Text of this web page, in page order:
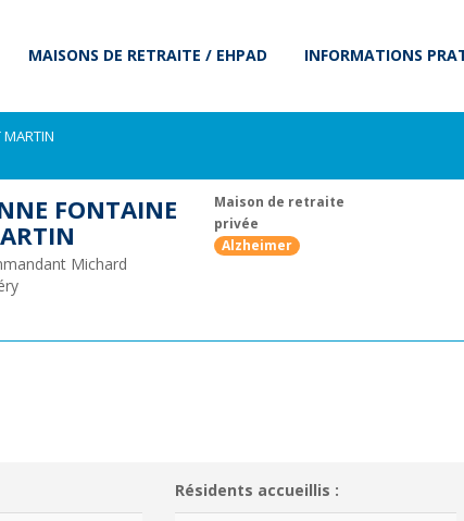
MAISONS DE RETRAITE / EHPAD INFORMATIONS
MARTIN
FONTAINE
Michard
Maison de retraite
privée
Alzheimer
Résidents accueillis :